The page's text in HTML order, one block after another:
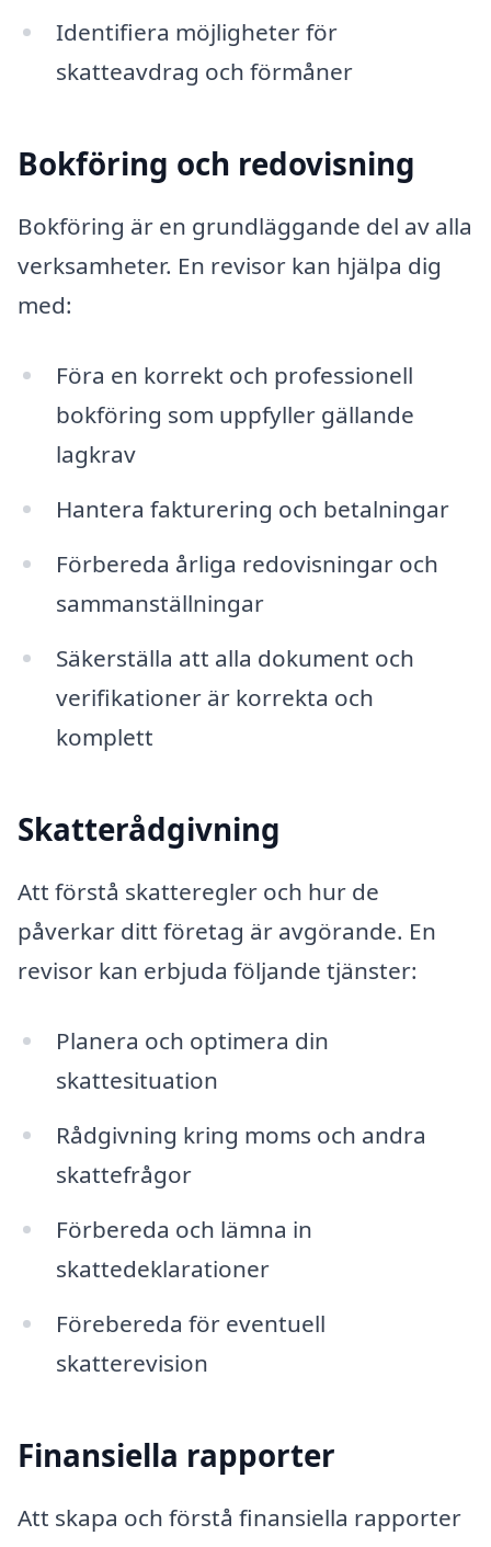
Identifiera möjligheter för
skatteavdrag och förmåner
Bokföring och redovisning
Bokföring är en grundläggande del av alla
verksamheter. En revisor kan hjälpa dig
med:
Föra en korrekt och professionell
bokföring som uppfyller gällande
lagkrav
Hantera fakturering och betalningar
Förbereda årliga redovisningar och
sammanställningar
Säkerställa att alla dokument och
verifikationer är korrekta och
komplett
Skatterådgivning
Att förstå skatteregler och hur de
påverkar ditt företag är avgörande. En
revisor kan erbjuda följande tjänster:
Planera och optimera din
skattesituation
Rådgivning kring moms och andra
skattefrågor
Förbereda och lämna in
skattedeklarationer
Förebereda för eventuell
skatterevision
Finansiella rapporter
Att skapa och förstå finansiella rapporter